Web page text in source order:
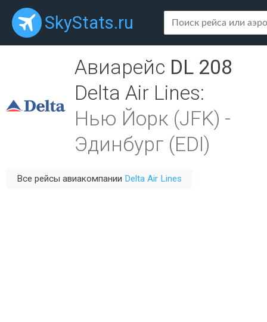
SkyStats.ru
Авиарейс DL 208
Delta Air Lines:
Нью Йорк (JFK) -
Эдинбург (EDI)
Все рейсы авиакомпании Delta Air Lines